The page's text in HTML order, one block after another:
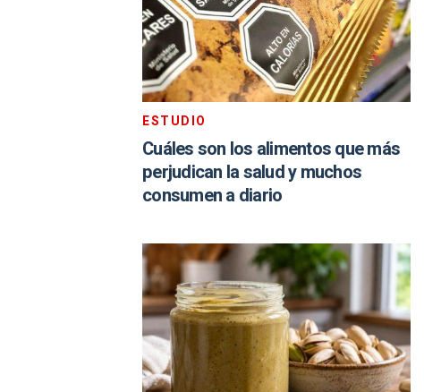
ESTUDIO
Cuáles son los alimentos que más
perjudican la salud y muchos
consumen a diario